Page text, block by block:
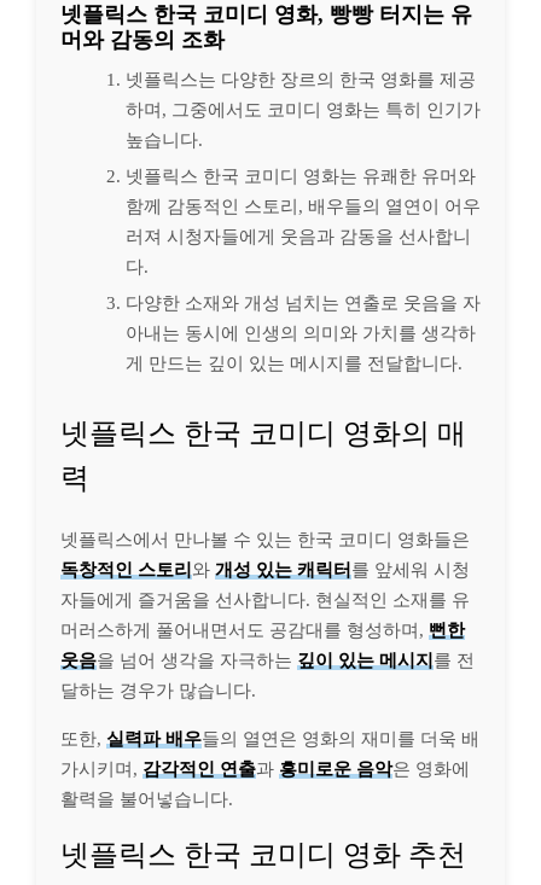
넷플릭스 한국 코미디 영화, 빵빵 터지는 유
머와 감동의 조화
넷플릭스는 다양한 장르의 한국 영화를 제공
하며, 그중에서도 코미디 영화는 특히 인기가
높습니다.
넷플릭스 한국 코미디 영화는 유쾌한 유머와
함께 감동적인 스토리, 배우들의 열연이 어우
러져 시청자들에게 웃음과 감동을 선사합니
다.
다양한 소재와 개성 넘치는 연출로 웃음을 자
아내는 동시에 인생의 의미와 가치를 생각하
게 만드는 깊이 있는 메시지를 전달합니다.
넷플릭스 한국 코미디 영화의 매
력
넷플릭스에서 만나볼 수 있는 한국 코미디 영화들은
독창적인 스토리 와 개성 있는 캐릭터 를 앞세워 시청
자들에게 즐거움을 선사합니다. 현실적인 소재를 유
머러스하게 풀어내면서도 공감대를 형성하며, 뻔한
웃음을 넘어 생각을 자극하는 깊이 있는 메시지 를 전
달하는 경우가 많습니다.
또한, 실력파 배우들의 열연은 영화의 재미를 더욱 배
가시키며, 감각적인 연출과 흥미로운 음악은 영화에
활력을 불어넣습니다.
넷플릭스 한국 코미디 영화 추천